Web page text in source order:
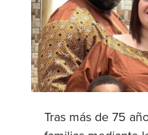
Tras más de 75